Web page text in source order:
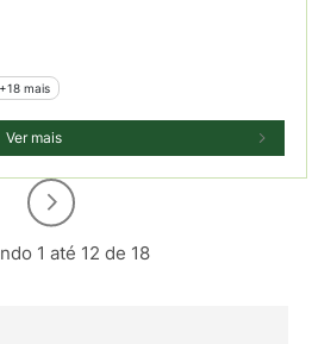
+18 mais
Ver mais
1 até 12 de 18